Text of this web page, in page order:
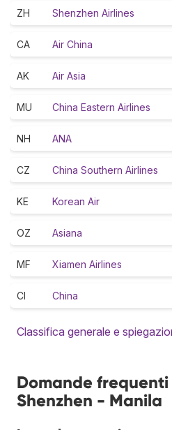
ZH Shenzhen Airlines
CA Air China
AK Air Asia
MU China Eastern Airlines
NH ANA
CZ China Southern Airlines
KE Korean Air
OZ Asiana
MF Xiamen Airlines
CI China
Classifica generale e
Domande frequenti
Shenzhen - Manila